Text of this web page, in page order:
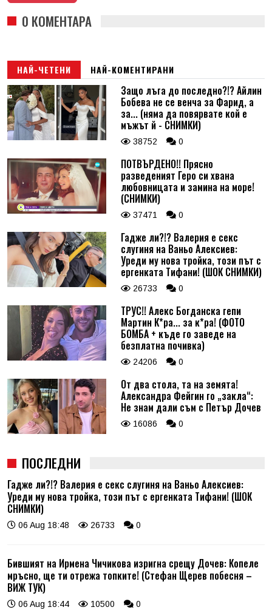
0 КОМЕНТАРА
НАЙ-ЧЕТЕНИ НАЙ-КОМЕНТИРАНИ
Защо лъга до последно?!? Айлин
Бобева не се венча за Фарид, а
за... (няма да повярвате кой е
мъжът й - СНИМКИ)
38752 0
ПОТВЪРДЕНО!! Прясно
разведеният Геро си хвана
любовницата и замина на море!
(СНИМКИ)
37471 0
Гадже ли?!? Валерия е секс
слугиня на Ваньо Алексиев:
Уреди му нова тройка, този път с
ергенката Тифани! (ШОК СНИМКИ)
26733 0
ТРУС!! Алекс Богданска гепи
Мартин К*ра... за к*ра! (ФОТО
БОМБА + къде го заведе на
безплатна почивка)
24206 0
От два стола, та на земята!
Александра Фейгин го „закла“:
Не знам дали съм с Петър Дочев
16086 0
ПОСЛЕДНИ
Гадже ли?!? Валерия е секс слугиня на Ваньо Алексиев:
Уреди му нова тройка, този път с ергенката Тифани! (ШОК
СНИМКИ)
06 Aug 18:48 26733 0
Бившият на Ирмена Чичикова изригна срещу Дочев: Копеле
мръсно, ще ти отрежа топките! (Стефан Щерев побесня –
ВИЖ ТУК)
06 Aug 18:44 10500 0